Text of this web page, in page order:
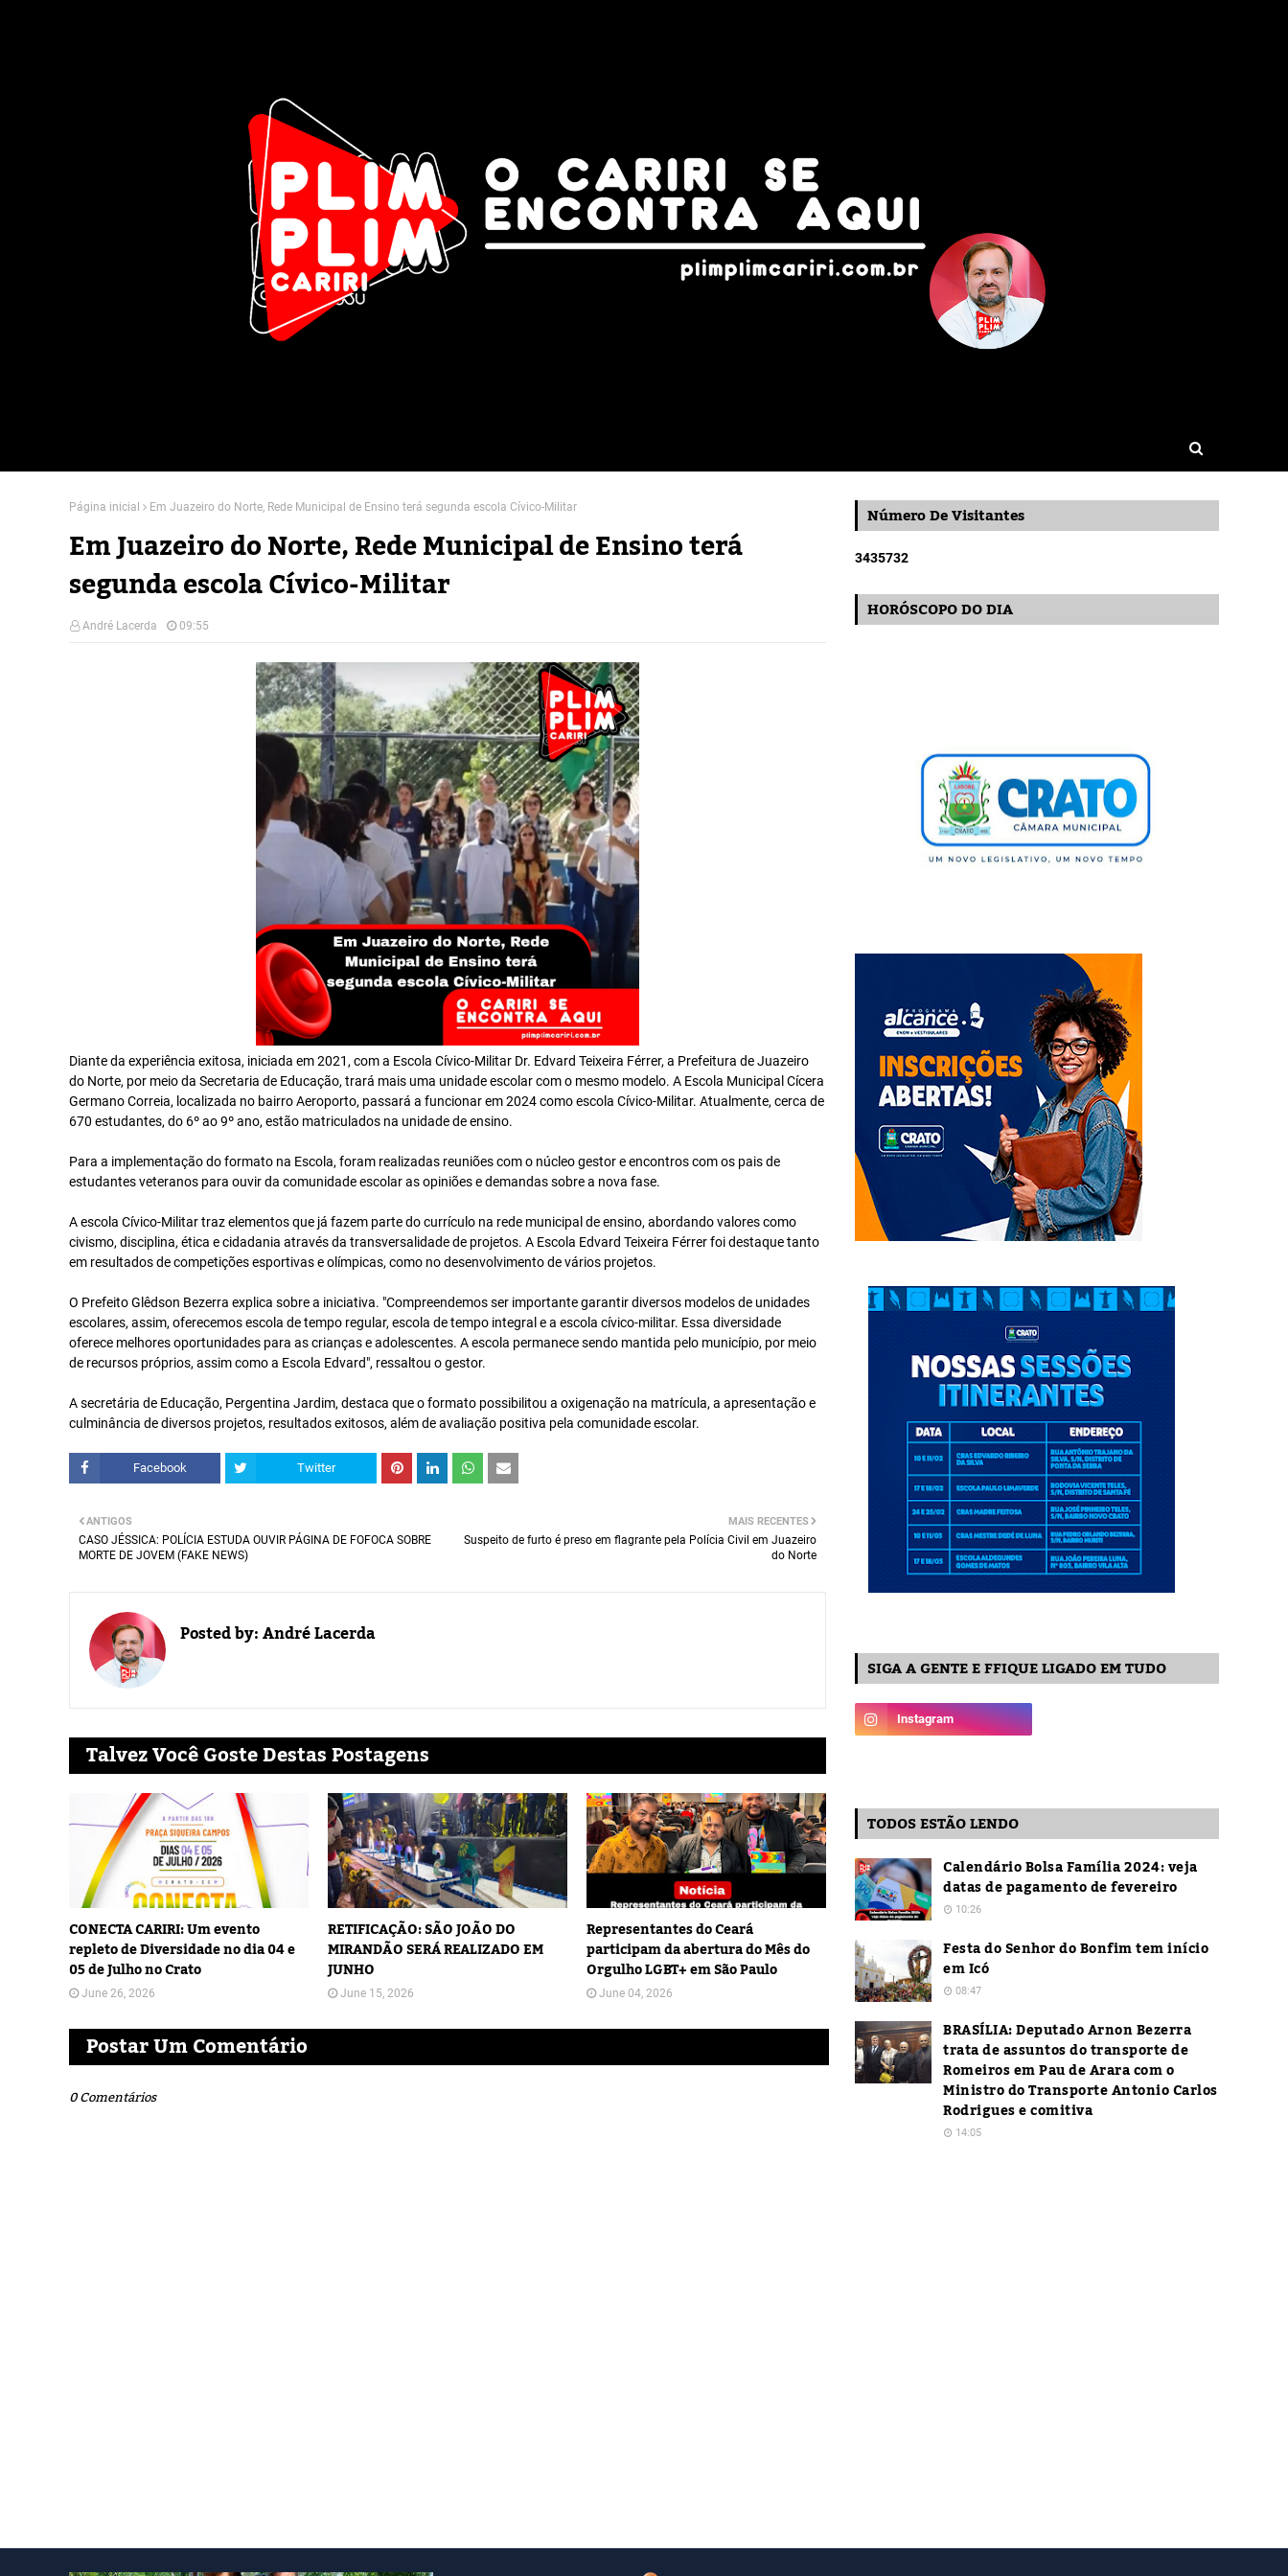
Página inicial Em Juazeiro do Norte, Rede Municipal de Ensino terá segunda escola Cívico-Militar
Em Juazeiro do Norte, Rede Municipal de Ensino terá
segunda escola Cívico-Militar
André Lacerda 09:55
Diante da experiência exitosa, iniciada em 2021, com a Escola Cívico-Militar Dr. Edvard Teixeira Férrer, a Prefeitura de Juazeiro
do Norte, por meio da Secretaria de Educação, trará mais uma unidade escolar com o mesmo modelo. A Escola Municipal Cícera
Germano Correia, localizada no bairro Aeroporto, passará a funcionar em 2024 como escola Cívico-Militar. Atualmente, cerca de
670 estudantes, do 6º ao 9º ano, estão matriculados na unidade de ensino.
Para a implementação do formato na Escola, foram realizadas reuniões com o núcleo gestor e encontros com os pais de
estudantes veteranos para ouvir da comunidade escolar as opiniões e demandas sobre a nova fase.
A escola Cívico-Militar traz elementos que já fazem parte do currículo na rede municipal de ensino, abordando valores como
civismo, disciplina, ética e cidadania através da transversalidade de projetos. A Escola Edvard Teixeira Férrer foi destaque tanto
em resultados de competições esportivas e olímpicas, como no desenvolvimento de vários projetos.
O Prefeito Glêdson Bezerra explica sobre a iniciativa. "Compreendemos ser importante garantir diversos modelos de unidades
escolares, assim, oferecemos escola de tempo regular, escola de tempo integral e a escola cívico-militar. Essa diversidade
oferece melhores oportunidades para as crianças e adolescentes. A escola permanece sendo mantida pelo município, por meio
de recursos próprios, assim como a Escola Edvard", ressaltou o gestor.
A secretária de Educação, Pergentina Jardim, destaca que o formato possibilitou a oxigenação na matrícula, a apresentação e
culminância de diversos projetos, resultados exitosos, além de avaliação positiva pela comunidade escolar.
Facebook Twitter
MAIS RECENTES
Suspeito de furto é preso em flagrante pela Polícia Civil em Juazeiro
do Norte
ANTIGOS
CASO JÉSSICA: POLÍCIA ESTUDA OUVIR PÁGINA DE FOFOCA SOBRE
MORTE DE JOVEM (FAKE NEWS)
Posted by:André Lacerda
Talvez Você Goste Destas Postagens
CONECTA CARIRI: Um evento
repleto de Diversidade no dia 04 e
05 de Julho no Crato
June 26, 2026
RETIFICAÇÃO: SÃO JOÃO DO
MIRANDÃO SERÁ REALIZADO EM
JUNHO
June 15, 2026
Representantes do Ceará
participam da abertura do Mês do
Orgulho LGBT+ em São Paulo
June 04, 2026
Postar Um Comentário
0 Comentários
Número De Visitantes
3435732
HORÓSCOPO DO DIA
SIGA A GENTE E FFIQUE LIGADO EM TUDO
TODOS ESTÃO LENDO
Calendário Bolsa Família 2024: veja
datas de pagamento de fevereiro
10:26
Festa do Senhor do Bonfim tem início
em Icó
08:47
BRASÍLIA: Deputado Arnon Bezerra
trata de assuntos do transporte de
Romeiros em Pau de Arara com o
Ministro do Transporte Antonio Carlos
Rodrigues e comitiva
14:05